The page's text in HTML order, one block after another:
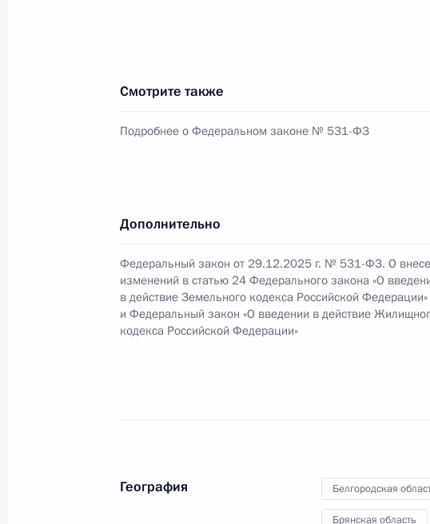
Встреча с сотрудницами перинатального
8 марта 2017 года, 15:45
Рабочая встреча с Александром Богомазом
9 сентября 2014 года, 11:40
Смотрите также
Подробнее о Федеральном законе № 531-ФЗ
Дополнительно
Федеральный закон от 29.12.2025 г. № 531-ФЗ. О
изменений в статью 24 Федерального закона «О
в действие Земельного кодекса Российской Федерации»
и Федеральный закон «О введении в действие
кодекса Российской Федерации»
География Белгородская
Брянская область